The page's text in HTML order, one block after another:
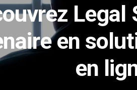
Legal
en
en